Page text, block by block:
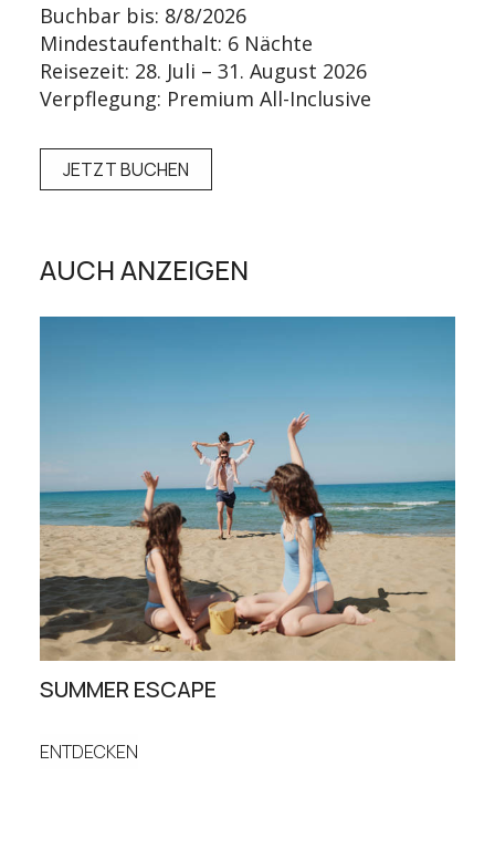
Buchbar bis: 8/8/2026
Mindestaufenthalt: 6 Nächte
Reisezeit: 28. Juli – 31. August 2026
Verpflegung: Premium All-Inclusive
JETZT BUCHEN
AUCH ANZEIGEN
SUMMER ESCAPE
ENTDECKEN